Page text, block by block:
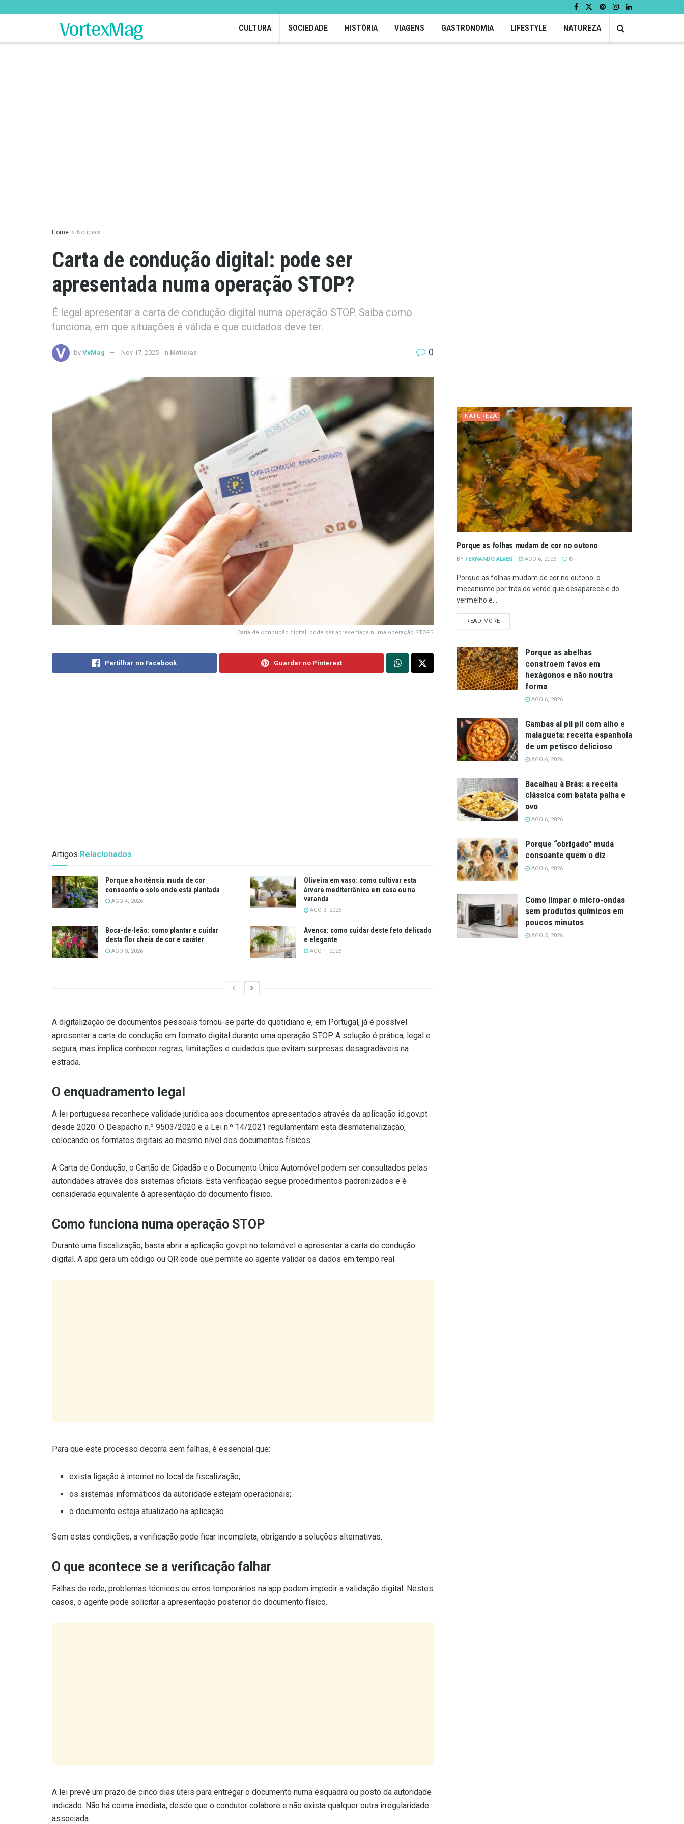
VortexMag CULTURA SOCIEDADE HISTÓRIA VIAGENS GASTRONOMIA LIFESTYLE NATUREZA
Home Notícias
Carta de condução digital: pode ser
apresentada numa operação STOP?
É legal apresentar a carta de condução digital numa operação STOP. Saiba como
funciona, em que situações é válida e que cuidados deve ter.
by VxMag Nov 17, 2025 in Notícias 0
Carta de condução digital: pode ser apresentada numa operação STOP?
Partilhar no Facebook Guardar no Pinterest
Artigos Relacionados
Porque a hortênsia muda de cor
consoante o solo onde está plantada
AGO 4, 2026
Oliveira em vaso: como cultivar esta
árvore mediterrânica em casa ou na
varanda
AGO 3, 2026
Boca-de-leão: como plantar e cuidar
desta flor cheia de cor e caráter
AGO 3, 2026
Avenca: como cuidar deste feto delicado
e elegante
AGO 1, 2026
A digitalização de documentos pessoais tornou-se parte do quotidiano e, em Portugal, já é possível
apresentar a carta de condução em formato digital durante uma operação STOP. A solução é prática, legal e
segura, mas implica conhecer regras, limitações e cuidados que evitam surpresas desagradáveis na
estrada.
O enquadramento legal
A lei portuguesa reconhece validade jurídica aos documentos apresentados através da aplicação id.gov.pt
desde 2020. O Despacho n.º 9503/2020 e a Lei n.º 14/2021 regulamentam esta desmaterialização,
colocando os formatos digitais ao mesmo nível dos documentos físicos.
A Carta de Condução, o Cartão de Cidadão e o Documento Único Automóvel podem ser consultados pelas
autoridades através dos sistemas oficiais. Esta verificação segue procedimentos padronizados e é
considerada equivalente à apresentação do documento físico.
Como funciona numa operação STOP
Durante uma fiscalização, basta abrir a aplicação gov.pt no telemóvel e apresentar a carta de condução
digital. A app gera um código ou QR code que permite ao agente validar os dados em tempo real.
exista ligação à internet no local da fiscalização;
os sistemas informáticos da autoridade estejam operacionais;
o documento esteja atualizado na aplicação.
Sem estas condições, a verificação pode ficar incompleta, obrigando a soluções alternativas.
Falhas de rede, problemas técnicos ou erros temporários na app podem impedir a validação digital. Nestes
indicado. Não há coima imediata, desde que o condutor colabore e não exista qualquer outra irregularidade
Onde a carta digital é válida – e onde não é
NATUREZA
Porque as folhas mudam de cor no outono
BY FERNANDO ALVES AGO 6, 2026 0
Porque as folhas mudam de cor no outono: o
mecanismo por trás do verde que desaparece e do
vermelho e...
READ MOREDETAILS
Porque as abelhas
constroem favos em
hexágonos e não noutra
forma
AGO 6, 2026
Gambas al pil pil com alho e
malagueta: receita espanhola
de um petisco delicioso
AGO 6, 2026
Bacalhau à Brás: a receita
clássica com batata palha e
ovo
AGO 6, 2026
Porque “obrigado” muda
consoante quem o diz
AGO 6, 2026
Como limpar o micro-ondas
sem produtos químicos em
poucos minutos
AGO 5, 2026